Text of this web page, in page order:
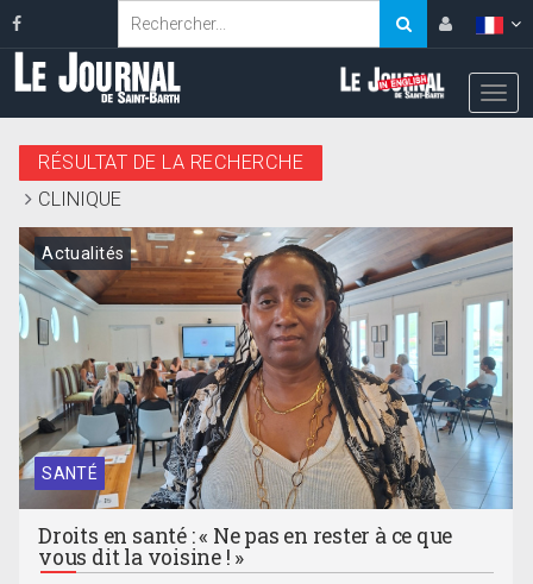
RÉSULTAT DE LA RECHERCHE
CLINIQUE
SANTÉ
Actualités
Droits en santé : « Ne pas en rester à ce que
vous dit la voisine ! »